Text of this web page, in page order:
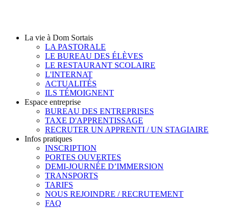
La vie à Dom Sortais
LA PASTORALE
LE BUREAU DES ÉLÈVES
LE RESTAURANT SCOLAIRE
L'INTERNAT
ACTUALITÉS
ILS TÉMOIGNENT
Espace entreprise
BUREAU DES ENTREPRISES
TAXE D'APPRENTISSAGE
RECRUTER UN APPRENTI / UN STAGIAIRE
Infos pratiques
INSCRIPTION
PORTES OUVERTES
DEMI-JOURNÉE D’IMMERSION
TRANSPORTS
TARIFS
NOUS REJOINDRE / RECRUTEMENT
FAQ